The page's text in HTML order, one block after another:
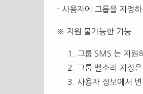
- 사용자에 그룹을 지정
※ 지원 불가능한 기능
그룹 SMS 는 지원
그룹 벨소리 지정
사용자 정보에서